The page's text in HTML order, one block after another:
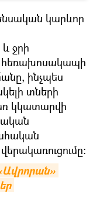
կարևոր
ջրի
ինչպես
տների
կկատարվի